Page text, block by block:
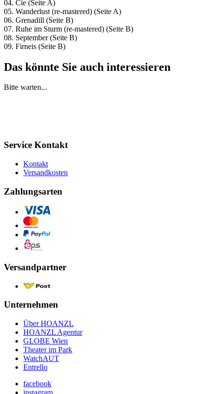
04. Cie (Seite A)
05. Wanderlust (re-mastered) (Seite A)
06. Grenadill (Seite B)
07. Ruhe im Sturm (re-mastered) (Seite B)
08. September (Seite B)
09. Firneis (Seite B)
Das könnte Sie auch interessieren
Bitte warten...
Service Kontakt
Kontakt
Versandkosten
Zahlungsarten
Versandpartner
Unternehmen
Über HOANZL
HOANZL Agentur
GLOBE Wien
Theater im Park
WatchAUT
Entrello
facebook